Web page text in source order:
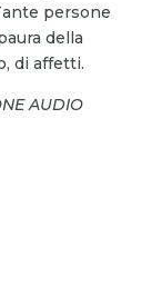
persone
della
di affetti.
AUDIO